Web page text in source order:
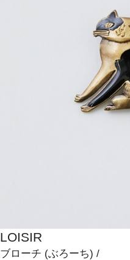
LOISIR
ブローチ (ぶろーち) /